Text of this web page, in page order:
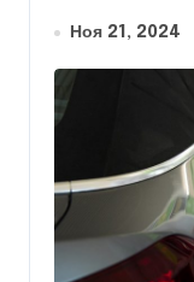
Ноя 21, 2024